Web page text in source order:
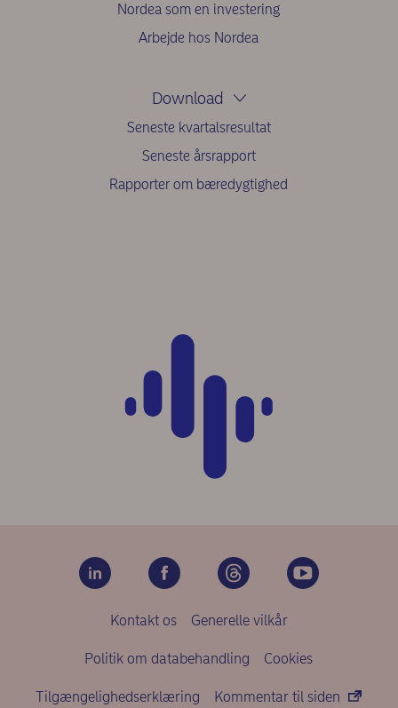
Nordea som en investering
Arbejde hos Nordea
Download
Seneste kvartalsresultat
Seneste årsrapport
Rapporter om bæredygtighed
Kontakt os Generelle vilkår
Politik om databehandling Cookies
Tilgængelighedserklæring Kommentar til siden